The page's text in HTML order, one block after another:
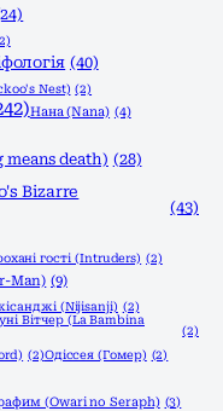
(40)
Nest) (2)
Нана (Nana) (4)
death) (28)
Bizarre
(43)
гості (Intruders) (2)
Man) (9)
(Nijisanji) (2)
Вітчер (La Bambina
(2)
(2)Одіссея (Гомер) (2)
(Owari no Seraph) (3)